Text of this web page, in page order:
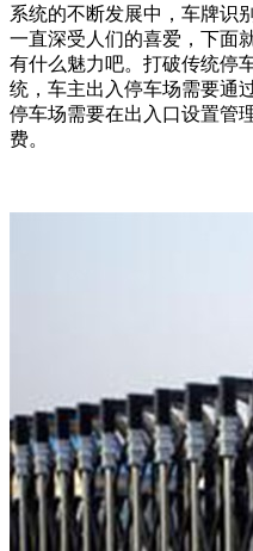
系统的不断发展中，车牌识
一直深受人们的喜爱，下面
有什么魅力吧。打破传统停
统，车主出入停车场需要通
停车场需要在出入口设置管
费。